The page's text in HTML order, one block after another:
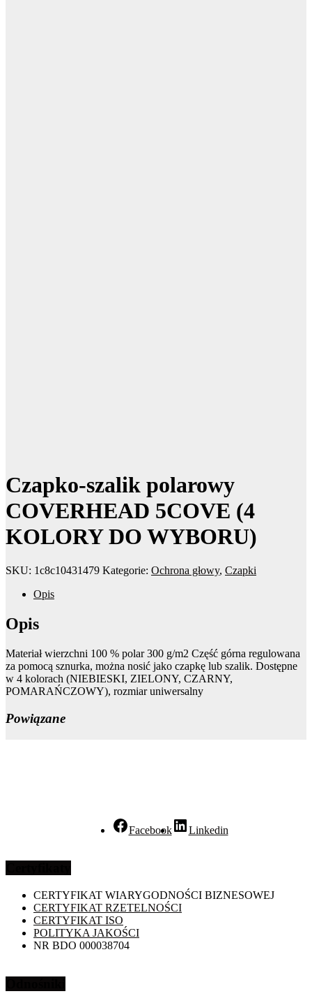
Czapko-szalik polarowy
COVERHEAD 5COVE (4
KOLORY DO WYBORU)
SKU: 1c8c10431479 Kategorie: Ochrona głowy, Czapki
Opis
Opis
Materiał wierzchni 100 % polar 300 g/m2 Część górna regulowana
za pomocą sznurka, można nosić jako czapkę lub szalik. Dostępne
w 4 kolorach (NIEBIESKI, ZIELONY, CZARNY,
POMARAŃCZOWY), rozmiar uniwersalny
Powiązane
Facebook Linkedin
CERTYFIKAT WIARYGODNOŚCI BIZNESOWEJ
CERTYFIKAT RZETELNOŚCI
CERTYFIKAT ISO
POLITYKA JAKOŚCI
NR BDO 000038704